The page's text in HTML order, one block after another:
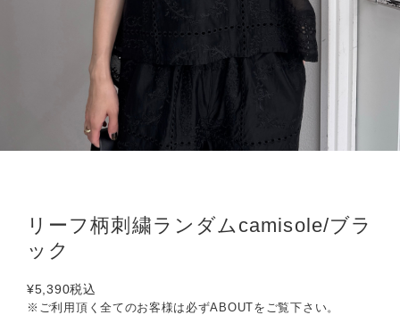
リーフ柄刺繍ランダムcamisole/ブラ
ック
¥5,390税込
※ご利用頂く全てのお客様は必ずABOUTをご覧下さい。